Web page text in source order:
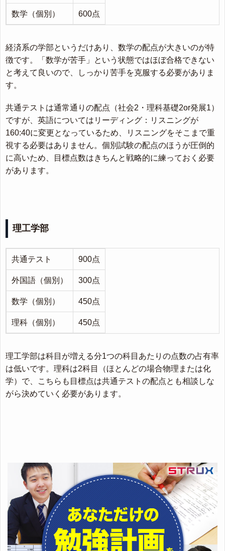
数学（個別） 600点
経済系の学部というだけあり、数学の配点が大きいのが特
徴です。「数学が苦手」という状態ではほぼ合格できない
と考えて良いので、しっかり苦手を克服する必要がありま
す。
共通テストは通常通りの配点（社会2・理科基礎2or発展1）
ですが、英語についてはリーディング：リスニングが
160:40に変更となっているため、リスニングをそこまで重
視する必要はありません。個別試験の配点のほうが圧倒的
に高いため、目標点数はきちんと戦略的に練っておく必要
があります。
理工学部
共通テスト 900点
外国語（個別） 300点
数学（個別） 450点
理科（個別） 450点
理工学部は科目が増える分1つの科目あたりの点数の占有率
は低いです。理科は2科目（ほとんどの場合物理または化
学）で、こちらも目標点は共通テストの配点とも相談しな
がら決めていく必要があります。